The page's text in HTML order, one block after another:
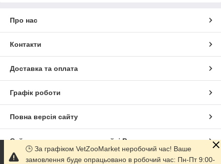
Про нас
Контакти
Доставка та оплата
Графік роботи
Повна версія сайту
Сайт створено на маркетплейсіProm.ua
🕒 За графіком VetZooMarket неробочий час! Ваше
замовлення буде опрацьовано в робочий час: Пн-Пт 9:00-